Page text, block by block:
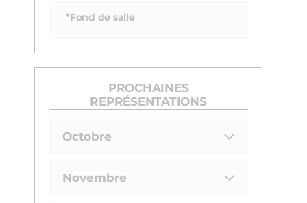
*Fond de salle
PROCHAINES
REPRÉSENTATIONS
Octobre
Novembre